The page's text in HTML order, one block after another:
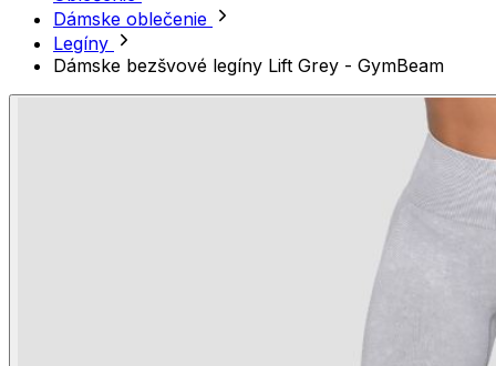
Dámske oblečenie
Legíny
Dámske bezšvové legíny Lift Grey - GymBeam